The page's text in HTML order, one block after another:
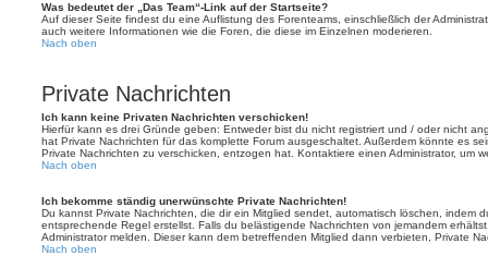
Was bedeutet der „Das Team“-Link auf der Startseite?
Auf dieser Seite findest du eine Auflistung des Forenteams, einschließlich der
auch weitere Informationen wie die Foren, die diese im Einzelnen moderieren.
Nach oben
Private Nachrichten
Ich kann keine Privaten Nachrichten verschicken!
Hierfür kann es drei Gründe geben: Entweder bist du nicht registriert und / oder nicht
hat Private Nachrichten für das komplette Forum ausgeschaltet. Außerdem könnte es
Private Nachrichten zu verschicken, entzogen hat. Kontaktiere einen Administrator, um
Nach oben
Ich bekomme ständig unerwünschte Private Nachrichten!
Du kannst Private Nachrichten, die dir ein Mitglied sendet, automatisch löschen, indem
entsprechende Regel erstellst. Falls du belästigende Nachrichten von jemandem
Administrator melden. Dieser kann dem betreffenden Mitglied dann verbieten, Private
Nach oben